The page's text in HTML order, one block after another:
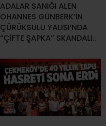
ADALAR SANIĞI ALEN
OHANNES GÜNBERK’İN
ÇÜRÜKSULU YALISI’NDA
“ÇİFTE ŞAPKA” SKANDALI..